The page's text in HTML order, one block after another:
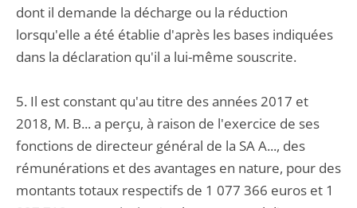
dont il demande la décharge ou la réduction
lorsqu'elle a été établie d'après les bases indiquées
dans la déclaration qu'il a lui-même souscrite.
5. Il est constant qu'au titre des années 2017 et
2018, M. B... a perçu, à raison de l'exercice de ses
fonctions de directeur général de la SA A..., des
rémunérations et des avantages en nature, pour des
montants totaux respectifs de 1 077 366 euros et 1